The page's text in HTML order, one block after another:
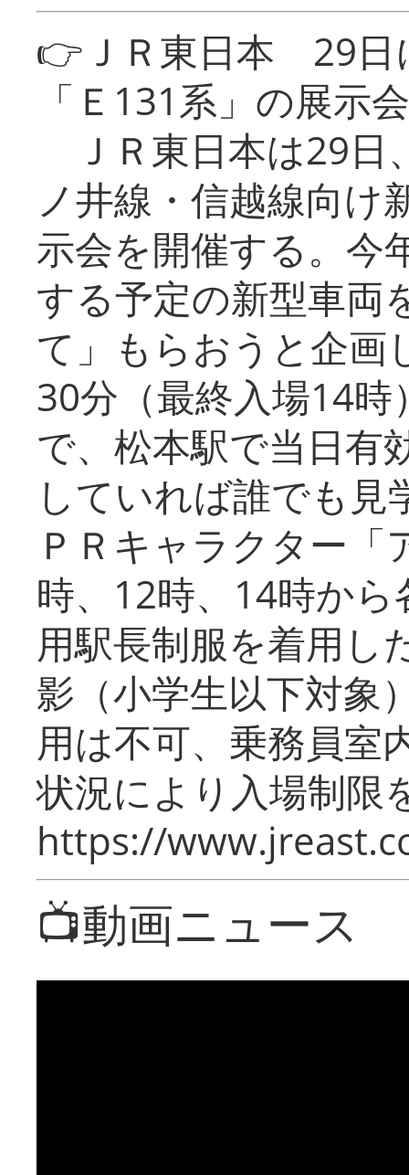
👉ＪＲ東日本 29日
「Ｅ131系」の展示会
ＪＲ東日本は29日
ノ井線・信越線向け
示会を開催する。今
する予定の新型車両
て」もらおうと企画
30分（最終入場14
で、松本駅で当日有
していれば誰でも
ＰＲキャラクター
時、12時、14時か
用駅長制服を着用し
影（小学生以下対象
用は不可、乗務員室
状況により入場制限
https://
📺動画ニュース